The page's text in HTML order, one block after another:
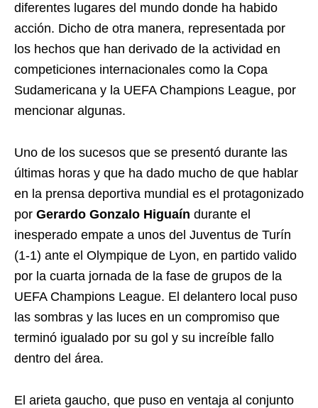
diferentes lugares del mundo donde ha habido
acción. Dicho de otra manera, representada por
los hechos que han derivado de la actividad en
competiciones internacionales como la Copa
Sudamericana y la UEFA Champions League, por
mencionar algunas.
Uno de los sucesos que se presentó durante las
últimas horas y que ha dado mucho de que hablar
en la prensa deportiva mundial es el protagonizado
por Gerardo Gonzalo Higuaín durante el
inesperado empate a unos del Juventus de Turín
(1-1) ante el Olympique de Lyon, en partido valido
por la cuarta jornada de la fase de grupos de la
UEFA Champions League. El delantero local puso
las sombras y las luces en un compromiso que
terminó igualado por su gol y su increíble fallo
dentro del área.
El arieta gaucho, que puso en ventaja al conjunto